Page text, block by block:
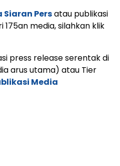
Siaran Persatau publikasi
media, silahkan klik
press release serentak di
arus utama) atau Tier
Media